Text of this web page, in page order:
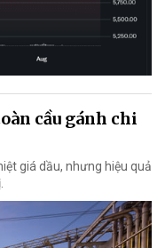
cầu gánh chi
giá dầu, nhưng hiệu quả